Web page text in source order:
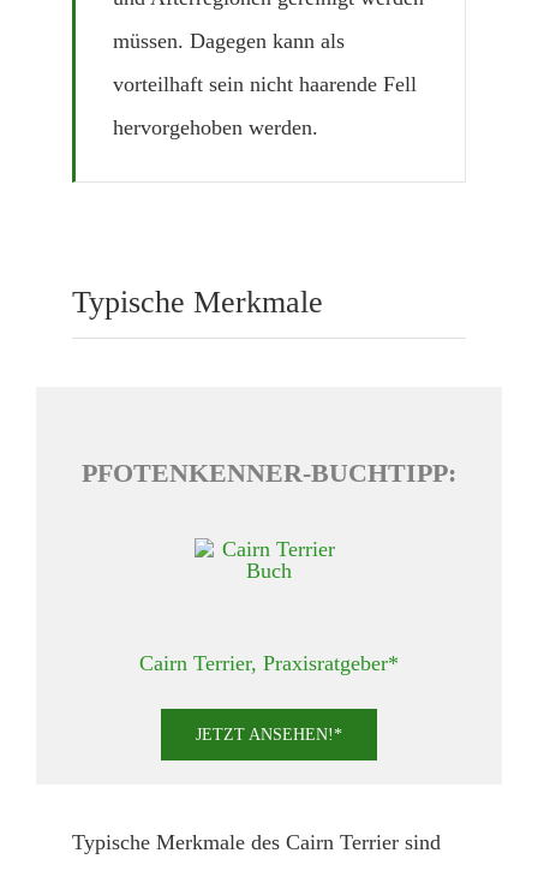
müssen. Dagegen kann als
vorteilhaft sein nicht haarende Fell
hervorgehoben werden.
Typische Merkmale
PFOTENKENNER-BUCHTIPP:
Cairn Terrier, Praxisratgeber*
JETZT ANSEHEN!*
Typische Merkmale des Cairn Terrier sind